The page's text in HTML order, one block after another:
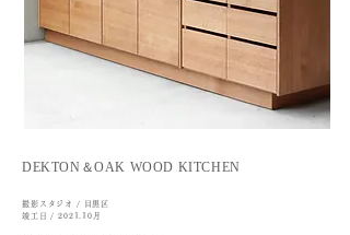
DEKTON＆OAK WOOD KITCHEN
撮影スタジオ / 目黒区
竣工日 /2021.10月